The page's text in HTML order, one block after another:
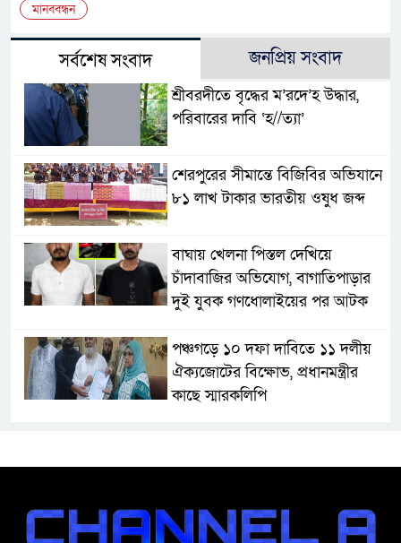
মানববন্ধন
সর্বশেষ সংবাদ জনপ্রিয় সংবাদ
শ্রীবরদীতে বৃদ্ধের ম’রদে’হ উদ্ধার,
পরিবারের দাবি ‘হ//ত্যা’
শেরপুরের সীমান্তে বিজিবির অভিযানে
৮১ লাখ টাকার ভারতীয় ওষুধ জব্দ
বাঘায় খেলনা পিস্তল দেখিয়ে
চাঁদাবাজির অভিযোগ, বাগাতিপাড়ার
দুই যুবক গণধোলাইয়ের পর আটক
পঞ্চগড়ে ১০ দফা দাবিতে ১১ দলীয়
ঐক্যজোটের বিক্ষোভ, প্রধানমন্ত্রীর
কাছে স্মারকলিপি
ঘণ্টার ব্যবধানে স্ত্রীরও মৃত্যু, শোকে
বাংলাদেশের মাটিতে আর কোনোদিন